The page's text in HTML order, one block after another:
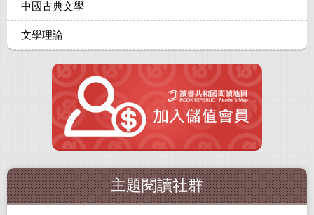
中國古典文學
文學理論
主題閱讀社群